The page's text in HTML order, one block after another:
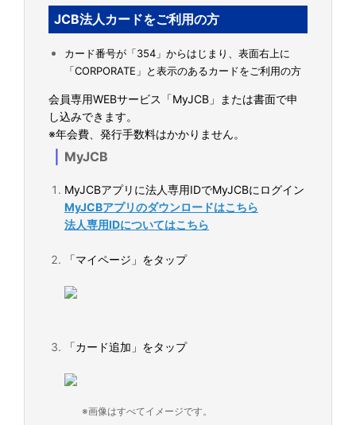
JCB法人カードをご利用の方
カード番号が「354」からはじまり、表面右上に
「CORPORATE」と表示のあるカードをご利用の方
会員専用WEBサービス「MyJCB」または書面で申
し込みできます。
※年会費、発行手数料はかかりません。
｜ MyJCB
MyJCBアプリに法人専用IDでMyJCBにログイン
MyJCBアプリのダウンロードはこちら
法人専用IDについてはこちら
「マイページ」をタップ
「カード追加」をタップ
※画像はすべてイメージです。